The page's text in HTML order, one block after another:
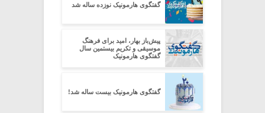
گفتگوی هارمونیک نوزده ساله شد
پیش‌باز بهار، امید برای فرهنگ
موسیقی و تکریم بیستمین سال
گفتگوی هارمونیک
گفتگوی هارمونیک بیست ساله شد!